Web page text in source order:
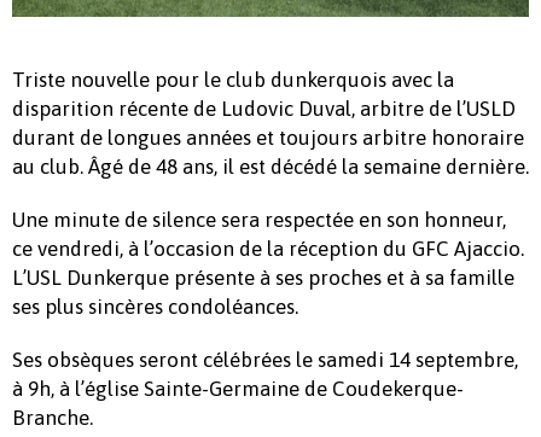
Triste nouvelle pour le club dunkerquois avec la
disparition récente de Ludovic Duval, arbitre de l’USLD
durant de longues années et toujours arbitre honoraire
au club. Âgé de 48 ans, il est décédé la semaine dernière.
Une minute de silence sera respectée en son honneur,
ce vendredi, à l’occasion de la réception du GFC Ajaccio.
L’USL Dunkerque présente à ses proches et à sa famille
ses plus sincères condoléances.
Ses obsèques seront célébrées le samedi 14 septembre,
à 9h, à l’église Sainte-Germaine de Coudekerque-
Branche.